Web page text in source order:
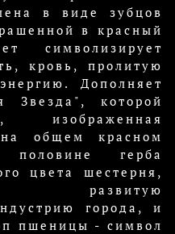
в виде зубцов
в красный
символизирует
кровь, пролитую
Дополняет
Звезда", которой
изображенная
общем красном
герба
цвета шестерня,
развитую
города, и
пшеницы - символ